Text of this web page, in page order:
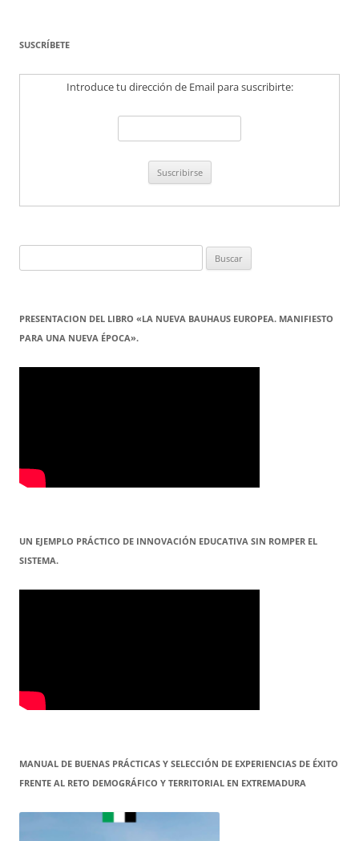
SUSCRÍBETE
Introduce tu dirección de Email para suscribirte:
PRESENTACION DEL LIBRO «LA NUEVA BAUHAUS EUROPEA. MANIFIESTO
PARA UNA NUEVA ÉPOCA».
UN EJEMPLO PRÁCTICO DE INNOVACIÓN EDUCATIVA SIN ROMPER EL
SISTEMA.
MANUAL DE BUENAS PRÁCTICAS Y SELECCIÓN DE EXPERIENCIAS DE ÉXITO
FRENTE AL RETO DEMOGRÁFICO Y TERRITORIAL EN EXTREMADURA